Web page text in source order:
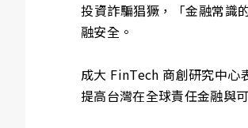
投資詐騙猖獗，「金融常識
融安全。
成大 FinTech 商創研究中心
提高台灣在全球責任金融與